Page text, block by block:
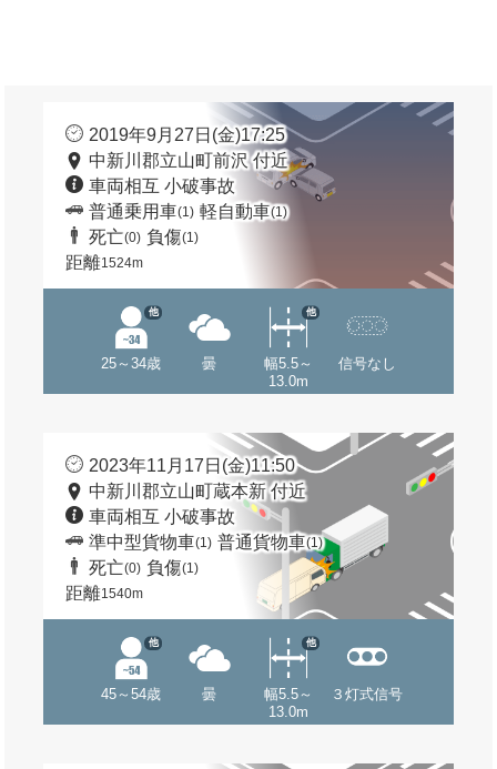
2019年9月27日(金)17:25
中新川郡立山町前沢 付近
車両相互 小破事故
普通乗用車(1) 軽自動車(1)
死亡(0) 負傷(1)
距離1524m
25～34歳
他
曇
幅5.5～
13.0m
他
信号なし
2023年11月17日(金)11:50
中新川郡立山町蔵本新 付近
車両相互 小破事故
準中型貨物車(1) 普通貨物車(1)
死亡(0) 負傷(1)
距離1540m
45～54歳
他
曇
幅5.5～
13.0m
他
３灯式信号